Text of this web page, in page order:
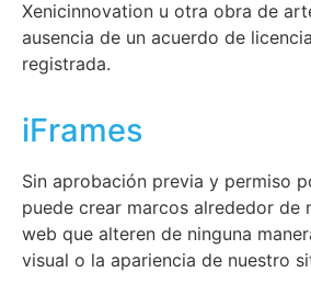
Xenicinnovation u otra obra de
ausencia de un acuerdo de
registrada.
iFrames
Sin aprobación previa y permiso
puede crear marcos alrededor de
web que alteren de ninguna
visual o la apariencia de nuestro